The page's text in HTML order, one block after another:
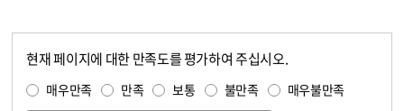
현재 페이지에 대한 만족도를 평가하여 주십시오.
매우만족 만족 보통 불만족 매우불만족